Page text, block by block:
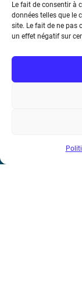
Le fait de consentir à
données telles que le
site. Le fait de ne pas
un effet négatif sur
le climat.
de
17 rue de